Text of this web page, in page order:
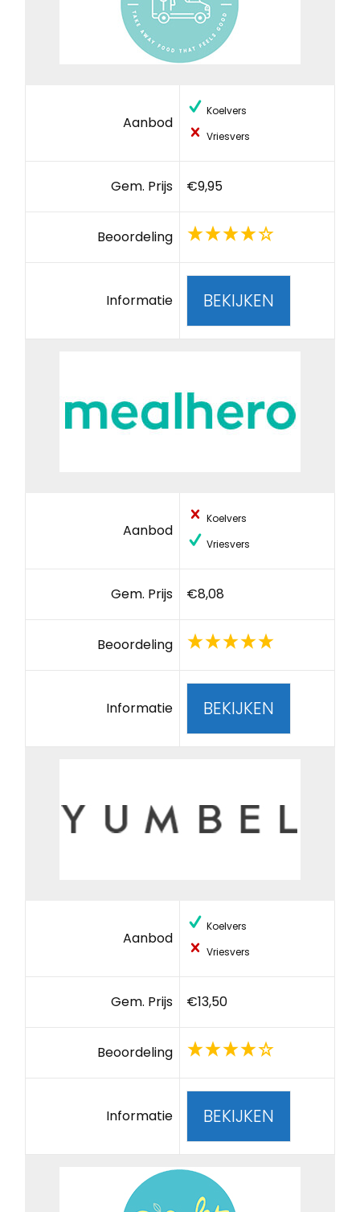
Aanbod
Koelvers
Vriesvers
Gem. Prijs €9,95
Beoordeling
Informatie BEKIJKEN
Aanbod
Koelvers
Vriesvers
Gem. Prijs €8,08
Beoordeling
Informatie BEKIJKEN
Aanbod
Koelvers
Vriesvers
Gem. Prijs €13,50
Beoordeling
Informatie BEKIJKEN